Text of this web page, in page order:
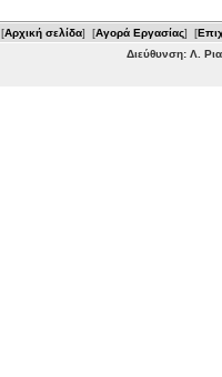
[Αρχική σελίδα] [Αγορά Εργασίας] [
Διεύθυνση: Λ.